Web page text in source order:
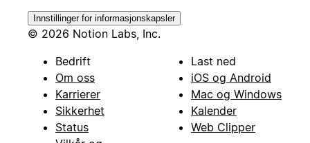
Innstillinger for informasjonskapsler
© 2026 Notion Labs, Inc.
Bedrift
Om oss
Karrierer
Sikkerhet
Status
Last ned
iOS og Android
Mac og Windows
Kalender
Web Clipper